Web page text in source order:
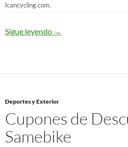
Icancycling.com.
Sigue leyendo →
Deportes y Exterior
Cupones de
Samebike